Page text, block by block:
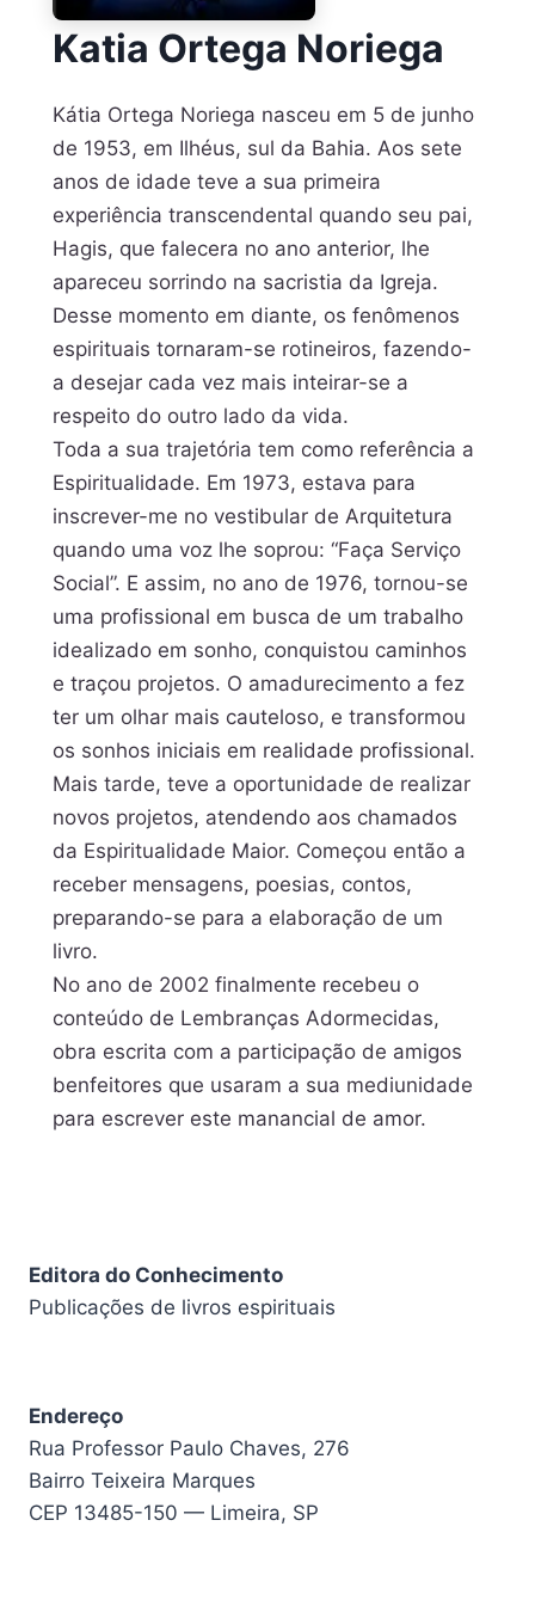
Katia Ortega Noriega
Kátia Ortega Noriega nasceu em 5 de junho
de 1953, em Ilhéus, sul da Bahia. Aos sete
anos de idade teve a sua primeira
experiência transcendental quando seu pai,
Hagis, que falecera no ano anterior, lhe
apareceu sorrindo na sacristia da Igreja.
Desse momento em diante, os fenômenos
espirituais tornaram-se rotineiros, fazendo-
a desejar cada vez mais inteirar-se a
respeito do outro lado da vida.
Toda a sua trajetória tem como referência a
Espiritualidade. Em 1973, estava para
inscrever-me no vestibular de Arquitetura
quando uma voz lhe soprou: “Faça Serviço
Social”. E assim, no ano de 1976, tornou-se
uma profissional em busca de um trabalho
idealizado em sonho, conquistou caminhos
e traçou projetos. O amadurecimento a fez
ter um olhar mais cauteloso, e transformou
os sonhos iniciais em realidade profissional.
Mais tarde, teve a oportunidade de realizar
novos projetos, atendendo aos chamados
da Espiritualidade Maior. Começou então a
receber mensagens, poesias, contos,
preparando-se para a elaboração de um
livro.
No ano de 2002 finalmente recebeu o
conteúdo de Lembranças Adormecidas,
obra escrita com a participação de amigos
benfeitores que usaram a sua mediunidade
para escrever este manancial de amor.
Editora do Conhecimento
Publicações de livros espirituais
Endereço
Rua Professor Paulo Chaves, 276
Bairro Teixeira Marques
CEP 13485-150 — Limeira, SP